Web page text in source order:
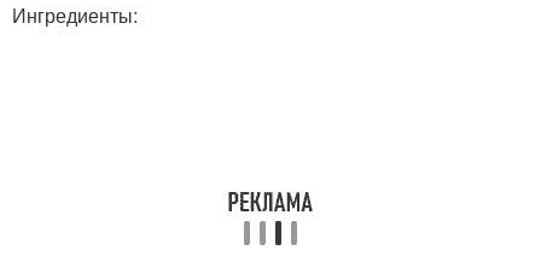
Ингредиенты: